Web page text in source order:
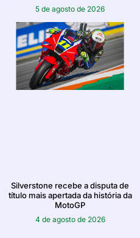
5 de agosto de 2026
Silverstone recebe a disputa de
título mais apertada da história da
MotoGP
4 de agosto de 2026